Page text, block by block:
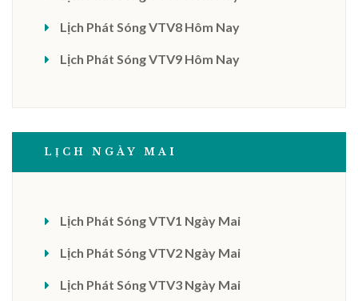
Lịch Phát Sóng VTV8 Hôm Nay
Lịch Phát Sóng VTV9 Hôm Nay
LỊCH NGÀY MAI
Lịch Phát Sóng VTV1 Ngày Mai
Lịch Phát Sóng VTV2 Ngày Mai
Lịch Phát Sóng VTV3 Ngày Mai